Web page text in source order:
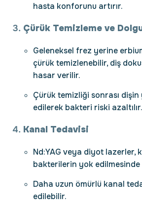
hasta konforunu artırır.
Çürük Temizleme ve Dolgu
Geleneksel frez yerine
çürük temizlenebilir, diş
hasar verilir.
Çürük temizliği sonrası
edilerek bakteri riski azaltılır.
Kanal Tedavisi
Nd:YAG veya diyot lazerler,
bakterilerin yok
Daha uzun ömürlü kanal
edilebilir.